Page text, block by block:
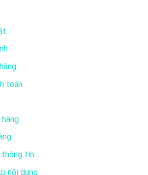
toán
thông tin
nội dung